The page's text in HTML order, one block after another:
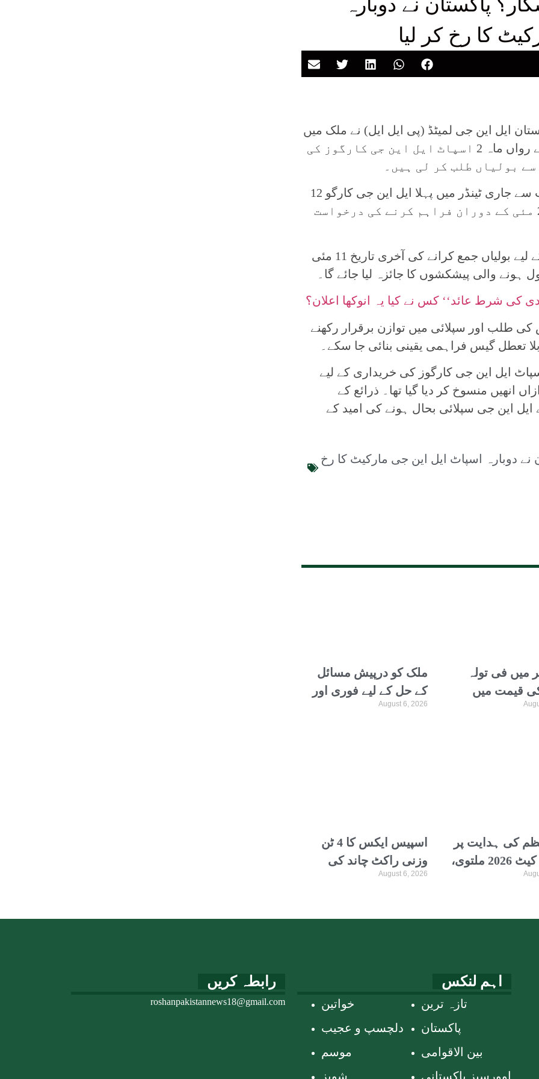
پاکستان نے دوبارہ
کا رخ کر لیا
ایل این جی لمیٹڈ (پی ایل ایل) نے ملک میں
گیس کی ضروریات پوری کرنے کے لیے رواں ماہ 2 اسپاٹ ایل این جی کارگوز کی
بولیاں طلب کر لی ہیں۔
ذرائع کے مطابق پی ایل ایل کی جانب سے جاری ٹینڈر میں پہلا ایل این جی کارگو 12
سے 16 مئی جب کہ دوسرا 24 سے 28 مئی کے دوران فراہم کرنے کی درخواست
حکام کا کہنا ہے کہ عالمی سپلائرز کے لیے بولیاں جمع کرانے کی آخری تاریخ 11 مئی
والی پیشکشوں کا جائزہ لیا جائے گا۔
کی شرط عائد‘‘ کس نے کیا یہ انوکھا اعلان؟
کی طلب اور سپلائی میں توازن برقرار رکھنے
تعطل گیس فراہمی یقینی بنائی جا سکے۔
ایل این جی کارگوز کی خریداری کے لیے
انھیں منسوخ کر دیا گیا تھا۔ ذرائع کے
این جی سپلائی بحال ہونے کی امید کے
نے دوبارہ اسپاٹ ایل این جی مارکیٹ کا رخ
ملک کو درپیش مسائل
کے حل کے لیے فوری اور
جامع اصلاحات ناگزیر
August 6, 2026
میں فی تولہ
قیمت میں
روپے کا اضافہ
اسپیس ایکس کا 4 ٹن
وزنی راکٹ چاند کی
سطح سے ٹکرا گیا
August 6, 2026
کی ہدایت پر
ایم ڈی کیٹ 2026 ملتوی،
کب ہوگا؟
اہم لنکس
خواتین
دلچسپ و عجیب
موسم
شوبز
تازہ ترین
پاکستان
بین الاقوامی
اوورسیز پاکستانی
رابطہ کریں
roshanpakistannews18@gmail.com